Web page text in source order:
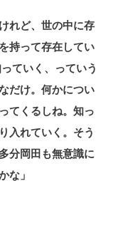
れど、世の中に存
持って存在してい
ていく、っていう
だけ。何かについ
てくるしね。知っ
入れていく。そう
分岡田も無意識に
な」